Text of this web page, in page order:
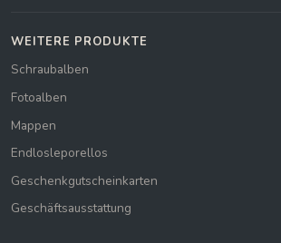
WEITERE PRODUKTE
Schraubalben
Fotoalben
Mappen
Endlosleporellos
Geschenkgutscheinkarten
Geschäftsausstattung